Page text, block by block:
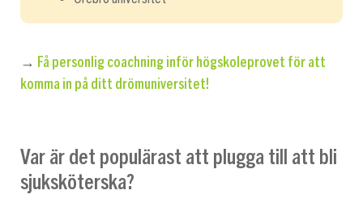
→ Få personlig coachning inför högskoleprovet för att
komma in på ditt drömuniversitet!
Var är det populärast att plugga till att bli
sjuksköterska?